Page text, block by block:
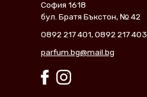
София 1618
бул. Братя Бъкстон, № 42
0892 217 401,0892 217 403
parfum.bg@mail.bg